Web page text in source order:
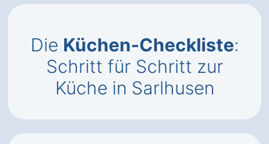
Die Küchen-Checkliste:
Schritt für Schritt zur
Küche in Sarlhusen